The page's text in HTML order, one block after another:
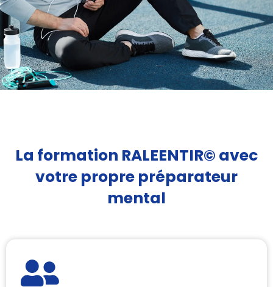
La formation RALEENTIR© avec
votre propre préparateur
mental